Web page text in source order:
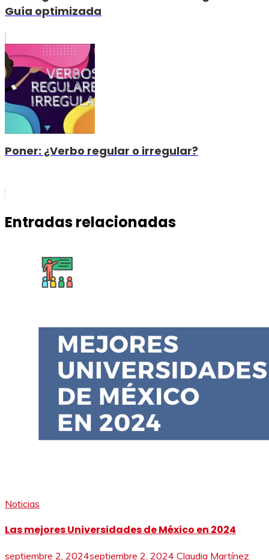
Guía optimizada
Poner: ¿Verbo regular o irregular?
Entradas relacionadas
Noticias
Las mejores Universidades de México en 2024
septiembre 2, 2024septiembre 2, 2024 Claudia Martínez